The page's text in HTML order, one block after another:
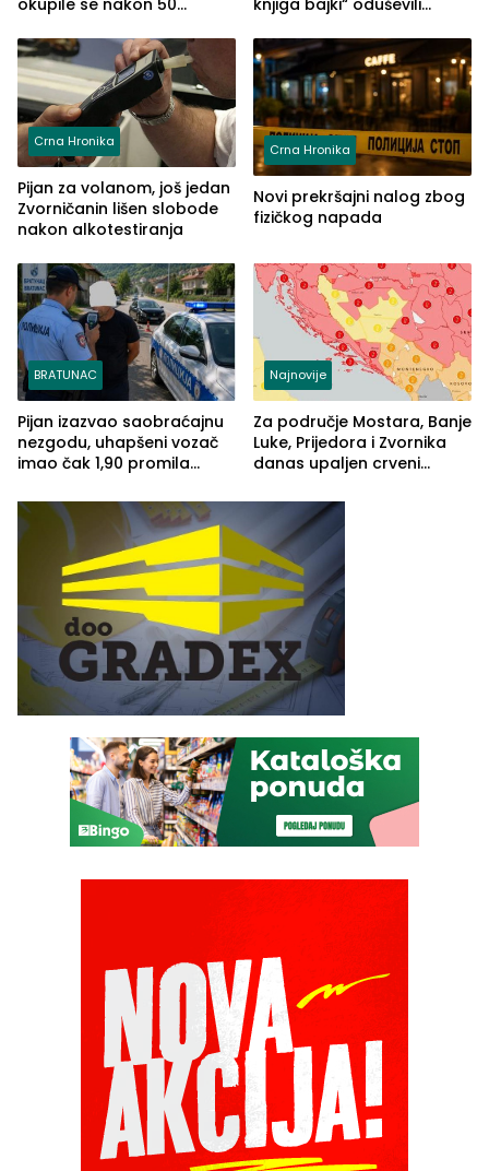
okupile se nakon 50
Pašić im održao čas
(FOTO)
knjiga bajki“ oduševili
Crna Hronika
Pijan za volanom, još jedan
Zvorničanin lišen slobode
nakon alkotestiranja
Crna Hronika
Novi prekršajni nalog zbog
fizičkog napada
BRATUNAC
Pijan izazvao saobraćajnu
nezgodu, uhapšeni vozač
imao čak 1,90 promila
Najnovije
Za područje Mostara, Banje
Luke, Prijedora i Zvornika
danas upaljen crveni